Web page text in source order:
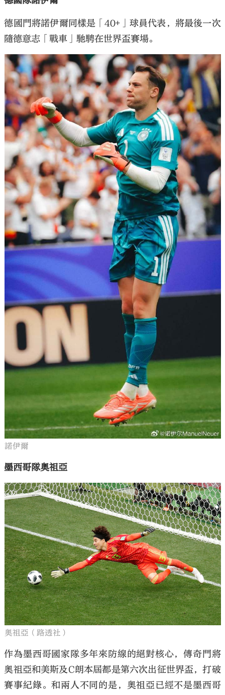
德國門將諾伊爾同樣是「40+」球員代表，將最後一次
隨德意志「戰車」馳騁在世界盃賽場。
諾伊爾
墨西哥隊奧祖亞
奧祖亞（路透社）
作為墨西哥國家隊多年來防線的絕對核心，傳奇門將
奧祖亞和美斯及C朗本屆都是第六次出征世界盃，打破
賽事紀錄。和兩人不同的是，奧祖亞已經不是墨西哥